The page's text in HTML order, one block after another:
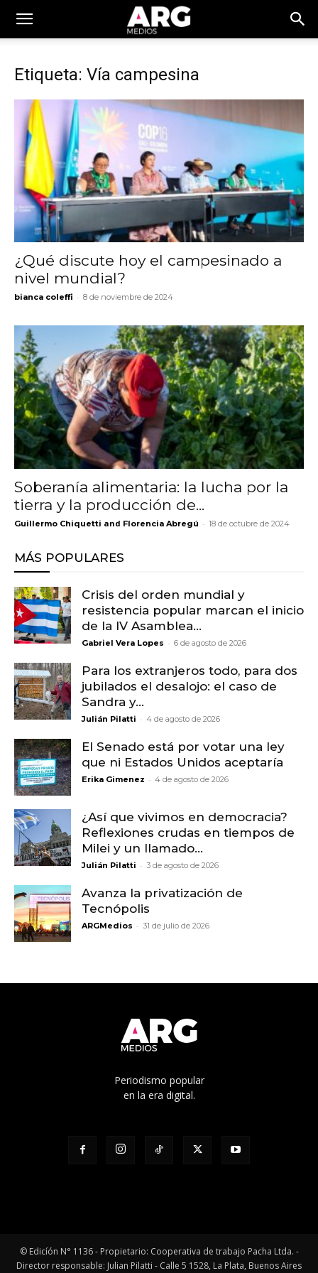
Etiqueta: Vía campesina
¿Qué discute hoy el campesinado a
nivel mundial?
bianca coleffi - 8 de noviembre de 2024
Soberanía alimentaria: la lucha por la
tierra y la producción de...
Guillermo Chiquetti and Florencia Abregú - 18 de octubre de 2024
MÁS POPULARES
Crisis del orden mundial y
resistencia popular marcan el inicio
de la IV Asamblea...
Gabriel Vera Lopes - 6 de agosto de 2026
Para los extranjeros todo, para dos
jubilados el desalojo: el caso de
Sandra y...
Julián Pilatti - 4 de agosto de 2026
El Senado está por votar una ley
que ni Estados Unidos aceptaría
Erika Gimenez - 4 de agosto de 2026
¿Así que vivimos en democracia?
Reflexiones crudas en tiempos de
Milei y un llamado...
Julián Pilatti - 3 de agosto de 2026
Avanza la privatización de
Tecnópolis
ARGMedios - 31 de julio de 2026
Periodismo popular
en la era digital.
© Edicíón N° 1136 - Propietario: Cooperativa de trabajo Pacha Ltda. -
Director responsable: Julian Pilatti - Calle 5 1528, La Plata, Buenos Aires